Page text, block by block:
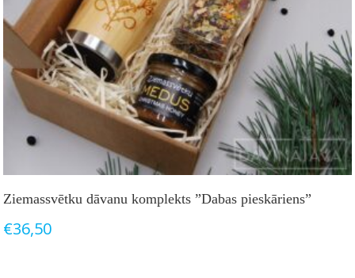
Ziemassvētku dāvanu komplekts ”Dabas pieskāriens”
€36,50